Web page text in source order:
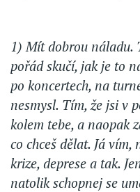
1) Mít dobrou náladu.
pořád skučí, jak je to
po koncertech, na
nesmysl. Tím, že jsi v
kolem tebe, a naopak
co chceš dělat. Já
krize, deprese a tak.
natolik schopnej se